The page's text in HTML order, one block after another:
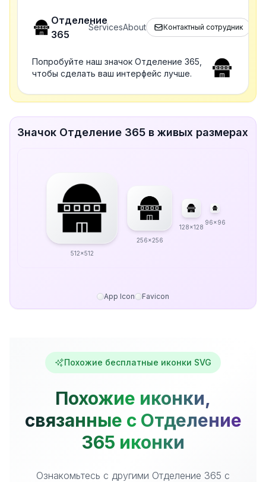
Отделение
365
ServicesAbout Контактный сотрудник
Попробуйте наш значок Отделение 365,
чтобы сделать ваш интерфейс лучше.
Значок Отделение 365 в живых размерах
512x512
256x256
128x128
96x96
App Icon Favicon
Похожие бесплатные иконки SVG
Похожие иконки,
связанные с Отделение
365 иконки
Ознакомьтесь с другими Отделение 365 с